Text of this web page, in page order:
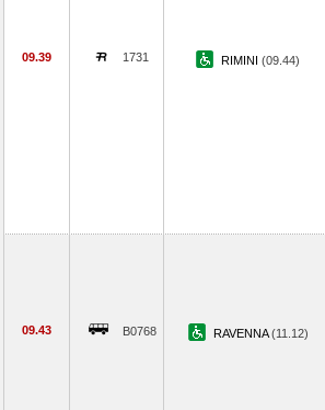
09.39 1731 RIMINI (09.44)
09.43 B0768 RAVENNA(11.12)